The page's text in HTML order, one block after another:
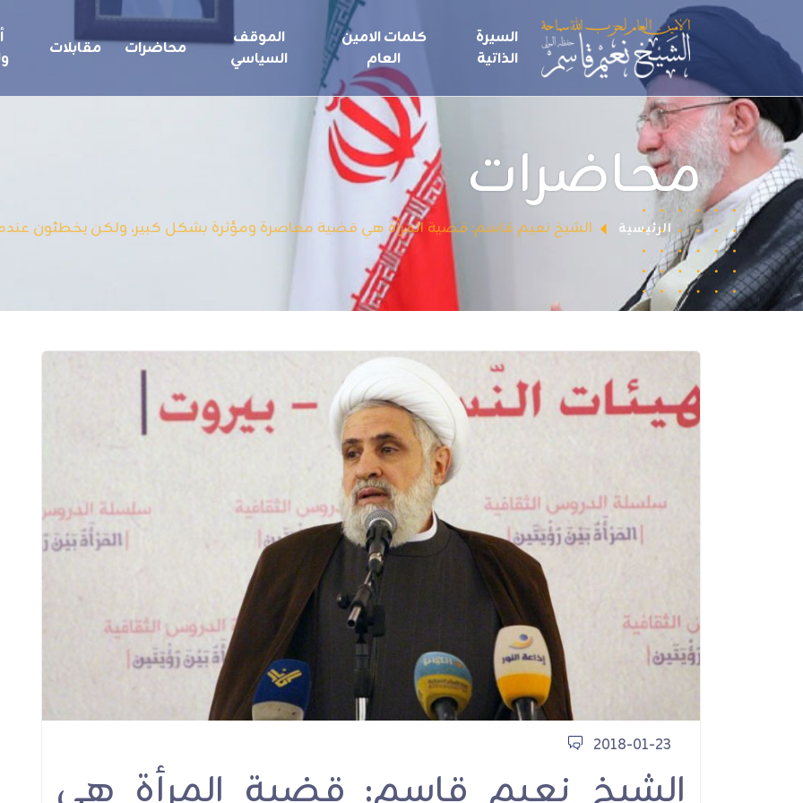
السيرة
الذاتية
كلمات الامين
العام
الموقف
السياسي
محاضرات مقابلات
محاضرات
الرئيسية الشيخ نعيم قاسم: قضية المرأة هي قضية معاصرة ومؤثرة بشكل كبير، ولكن يخطئون عندما
2018-01-23
كربلاء ثورة إقامة العدل
حفل اختتام دورة التربية
محاضرات
الشيخ قاسم في
الإجتماعية على
خطبة رسول الله في
استقبال الشهر